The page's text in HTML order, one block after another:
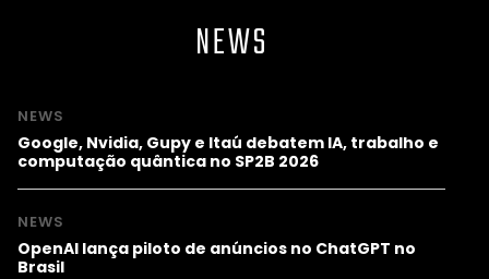
NEWS
NEWS
Google, Nvidia, Gupy e Itaú debatem IA, trabalho e
computação quântica no SP2B 2026
NEWS
OpenAI lança piloto de anúncios no ChatGPT no
Brasil